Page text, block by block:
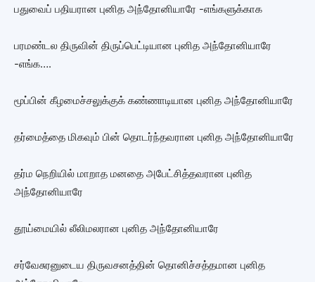
பதுவைப் பதியரான புனித அந்தோனியாரே -எங்களுக்காக
பரமண்டல திருவின் திருப்பெட்டியான புனித அந்தோனியாரே
-எங்க….
மூப்பின் கீழமைச்சலுக்குக் கண்ணாடியான புனித அந்தோனியாரே
தர்மைத்தை மிகவும் பின் தொடர்ந்தவரான புனித அந்தோனியாரே
தர்ம நெறியில் மாறாத மனதை அபேட்சித்தவரான புனித
அந்தோனியாரே
தூய்மையில் லீலிமலரான புனித அந்தோனியாரே
சர்வேசுரனுடைய திருவசனத்தின் தொனிச்சத்தமான புனித